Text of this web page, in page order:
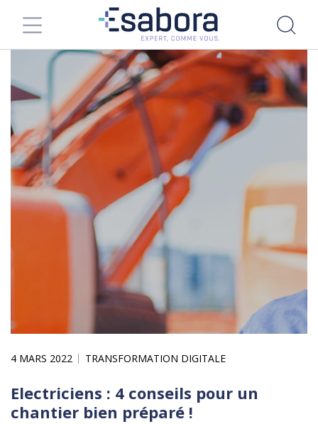
4 MARS 2022 TRANSFORMATION DIGITALE
Electriciens : 4 conseils pour un
chantier bien préparé !